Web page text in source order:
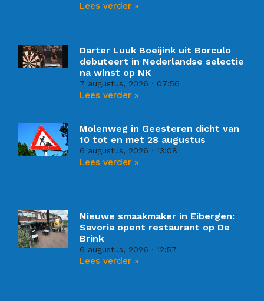
Lees verder »
Darter Luuk Boeijink uit Borculo
debuteert in Nederlandse selectie
na winst op NK
7 augustus, 2026 07:56
Lees verder »
Molenweg in Geesteren dicht van
10 tot en met 28 augustus
6 augustus, 2026 13:08
Lees verder »
Nieuwe smaakmaker in Eibergen:
Savoria opent restaurant op De
Brink
6 augustus, 2026 12:57
Lees verder »